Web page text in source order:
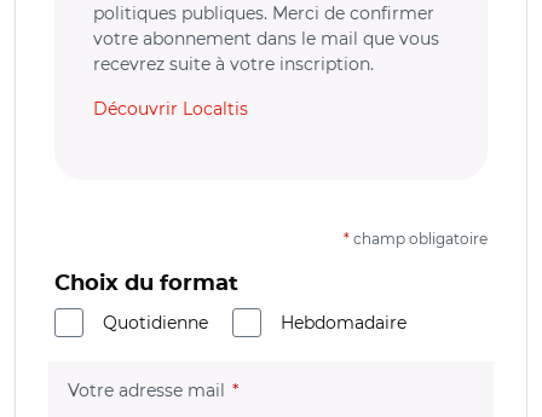
politiques publiques. Merci de confirmer
votre abonnement dans le mail que vous
recevrez suite à votre inscription.
Découvrir Localtis
* champ obligatoire
Choix du format
Quotidienne
Hebdomadaire
Votre adresse mail (champ obligatoire)